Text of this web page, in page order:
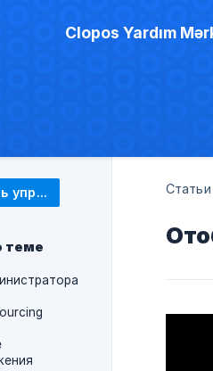
Clopos Yardım
Панель управления
теме